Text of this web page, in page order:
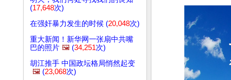
(17,648次)
在强奸暴力发生的时候 (20,048次)
重大新闻！新华网一张扇中共嘴
巴的照片 🖼️ (34,251次)
胡江推手 中国政坛格局悄然起变
🖼️ (23,068次)